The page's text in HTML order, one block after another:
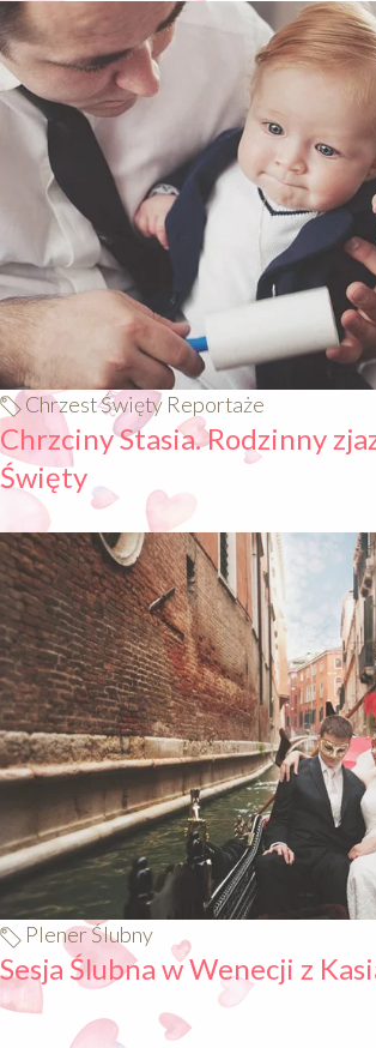
640
Chrzest Święty Reportaże
Chrzciny Stasia. Rodzinny
Święty
640
Plener Ślubny
Sesja Ślubna w Wenecji z